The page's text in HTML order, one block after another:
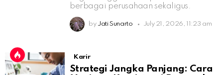
berbagai perusahaan sekaligus.
by Jati Sunarto July 21, 2026, 11:23 am
Karir
Strategi Jangka Panjang: Cara